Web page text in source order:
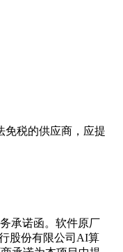
免税的供应商，应提
承诺函。软件原厂
股份有限公司AI算